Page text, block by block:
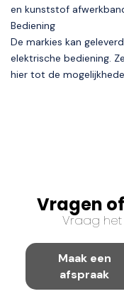
en kunststof
Bediening
De markies kan
elektrische bediening.
hier tot de
Vragen
Vraag
Maak een
afspraak